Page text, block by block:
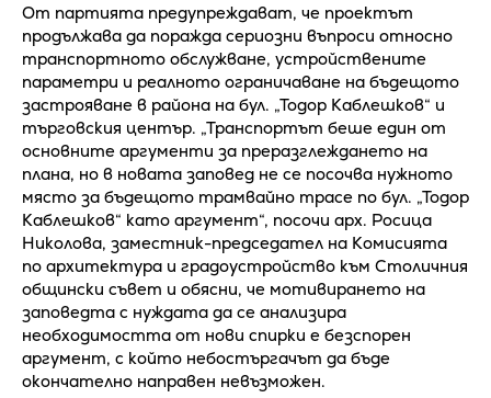
От партията предупреждават, че проектът
продължава да поражда сериозни въпроси относно
транспортното обслужване, устройствените
параметри и реалното ограничаване на бъдещото
застрояване в района на бул. „Тодор Каблешков“ и
търговския център. „Транспортът беше един от
основните аргументи за преразглеждането на
плана, но в новата заповед не се посочва нужното
място за бъдещото трамвайно трасе по бул. „Тодор
Каблешков“ като аргумент“, посочи арх. Росица
Николова, заместник-председател на Комисията
по архитектура и градоустройство към Столичния
общински съвет и обясни, че мотивирането на
заповедта с нуждата да се анализира
необходимостта от нови спирки е безспорен
аргумент, с който небостъргачът да бъде
окончателно направен невъзможен.